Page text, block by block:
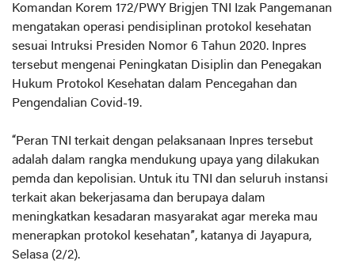
Komandan Korem 172/PWY Brigjen TNI Izak Pangemanan
mengatakan operasi pendisiplinan protokol kesehatan
sesuai Intruksi Presiden Nomor 6 Tahun 2020. Inpres
tersebut mengenai Peningkatan Disiplin dan Penegakan
Hukum Protokol Kesehatan dalam Pencegahan dan
Pengendalian Covid-19.
“Peran TNI terkait dengan pelaksanaan Inpres tersebut
adalah dalam rangka mendukung upaya yang dilakukan
pemda dan kepolisian. Untuk itu TNI dan seluruh instansi
terkait akan bekerjasama dan berupaya dalam
meningkatkan kesadaran masyarakat agar mereka mau
menerapkan protokol kesehatan”, katanya di Jayapura,
Selasa (2/2).